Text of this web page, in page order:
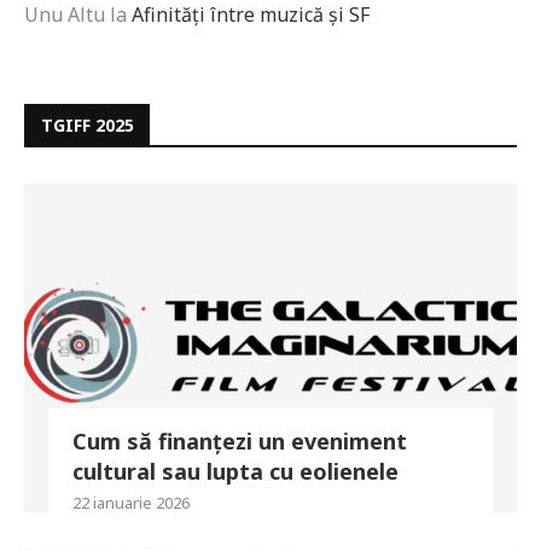
Unu Altu la Afinități între muzică și SF
TGIFF 2025
Cum să finanțezi un eveniment
cultural sau lupta cu eolienele
22 ianuarie 2026